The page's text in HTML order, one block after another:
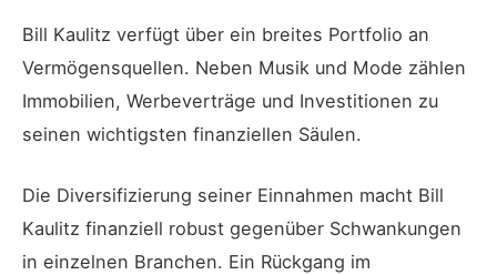
Bill Kaulitz verfügt über ein breites Portfolio an
Vermögensquellen. Neben Musik und Mode zählen
Immobilien, Werbeverträge und Investitionen zu
seinen wichtigsten finanziellen Säulen.
Die Diversifizierung seiner Einnahmen macht Bill
Kaulitz finanziell robust gegenüber Schwankungen
in einzelnen Branchen. Ein Rückgang im